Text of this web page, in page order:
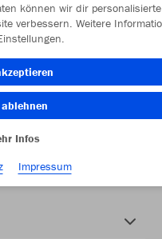
Spaß mit Eurem
können wir dir personalisierte
verbessern. Weitere
Infos
Impressum